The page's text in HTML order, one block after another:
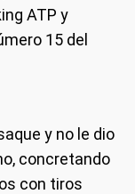
ATP y
15 del
y no le dio
concretando
con tiros